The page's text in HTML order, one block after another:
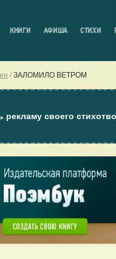
КНИГИ АФИША СТИХИ
ЗАЛОМИЛО ВЕТРОМ
рекламу своего